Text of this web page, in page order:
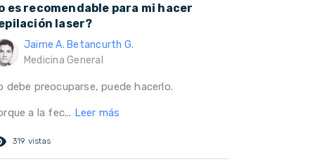
es recomendable para mi hacer
laser?
Jaime A. Betancurth G.
Medicina General
debe preocuparse, puede hacerlo.
a la fec... Leer más
319 vistas